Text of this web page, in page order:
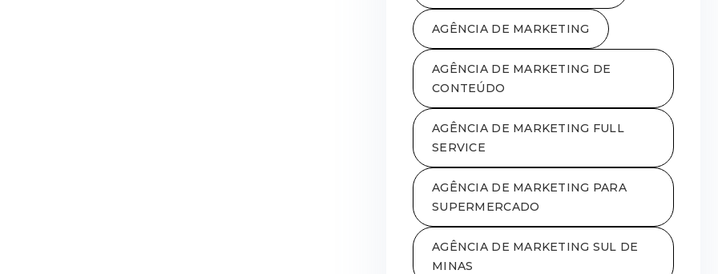
AGÊNCIA DE MARKETING
AGÊNCIA DE MARKETING DE
CONTEÚDO
AGÊNCIA DE MARKETING FULL
SERVICE
AGÊNCIA DE MARKETING PARA
SUPERMERCADO
AGÊNCIA DE MARKETING SUL DE
MINAS